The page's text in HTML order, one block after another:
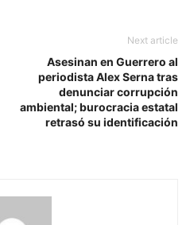
Next article
Asesinan en Guerrero al
periodista Alex Serna tras
denunciar corrupción
ambiental; burocracia estatal
retrasó su identificación